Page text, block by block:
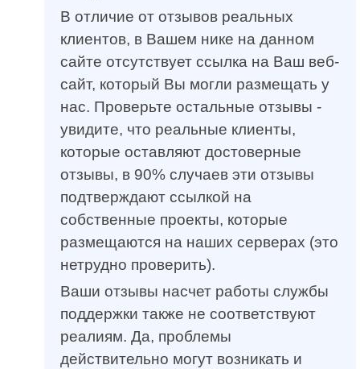
В отличие от отзывов реальных
клиентов, в Вашем нике на данном
сайте отсутствует ссылка на Ваш веб-
сайт, который Вы могли размещать у
нас. Проверьте остальные отзывы -
увидите, что реальные клиенты,
которые оставляют достоверные
отзывы, в 90% случаев эти отзывы
подтверждают ссылкой на
собственные проекты, которые
размещаются на наших серверах (это
нетрудно проверить).
Ваши отзывы насчет работы службы
поддержки также не соответствуют
реалиям. Да, проблемы
действительно могут возникать и